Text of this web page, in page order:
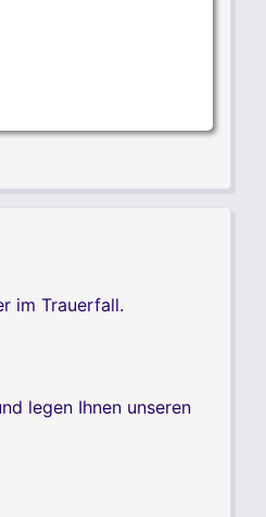
im Trauerfall.
legen Ihnen unseren